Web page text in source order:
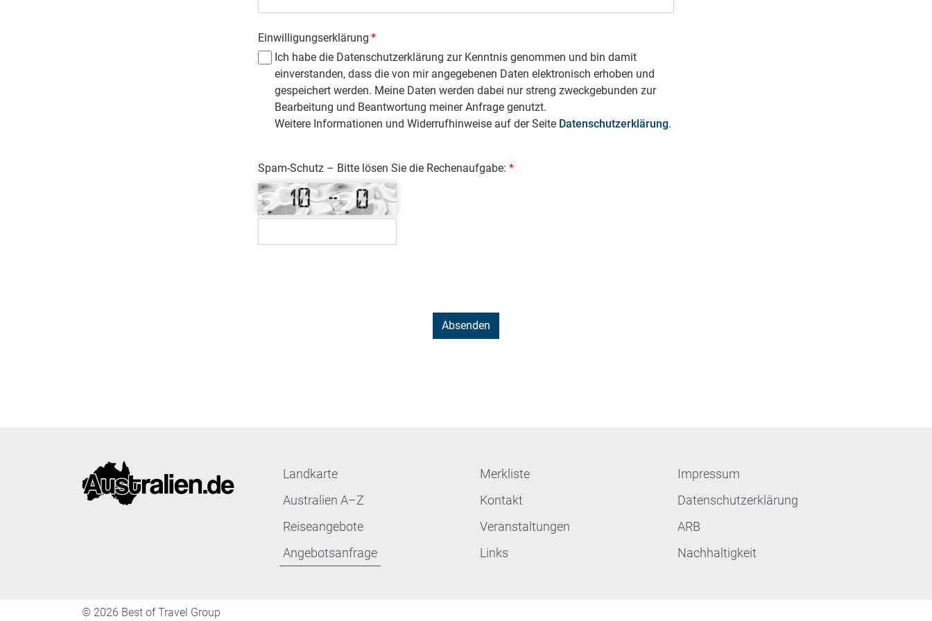
Einwilligungserklärung *
Ich habe die Datenschutzerklärung zur Kenntnis genommen und bin damit
einverstanden, dass die von mir angegebenen Daten elektronisch erhoben und
gespeichert werden. Meine Daten werden dabei nur streng zweckgebunden zur
Bearbeitung und Beantwortung meiner Anfrage genutzt.
Weitere Informationen und Widerrufhinweise auf der Seite Datenschutzerklärung.
Spam-Schutz – Bitte lösen Sie die Rechenaufgabe:
Landkarte
Australien A–Z
Reiseangebote
Angebotsanfrage
Merkliste
Kontakt
Veranstaltungen
Links
Impressum
Datenschutzerklärung
ARB
Nachhaltigkeit
© 2026 Best of Travel Group